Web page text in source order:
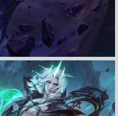
》4K高清桌面壁纸
立 即 下 载
收 藏